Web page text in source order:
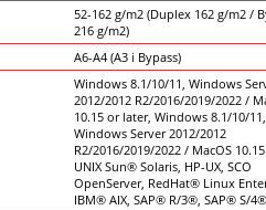
52-162 g/m2 (Duplex 162 g/m2 /
216 g/m2)
A6-A4 (A3 i Bypass)
Windows 8.1/10/11, Windows
2012/2012 R2/2016/2019/2022 /
10.15 or later, Windows 8.1/10/11,
Windows Server 2012/2012
R2/2016/2019/2022 / MacOS
UNIX Sun® Solaris, HP-UX, SCO
OpenServer, RedHat® Linux
IBM® AIX, SAP® R/3®, SAP® S/4®